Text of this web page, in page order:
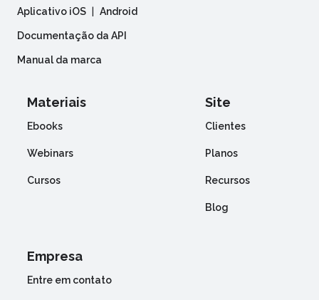
Aplicativo iOS Android
Documentação da API
Manual da marca
Materiais
Ebooks
Webinars
Cursos
Site
Clientes
Planos
Recursos
Blog
Empresa
Entre em contato